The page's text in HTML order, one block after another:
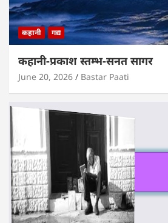
कहानी गद्य
कहानी-प्रकाश स्तम्भ-सनत सागर
June 20, 2026 Bastar Paati